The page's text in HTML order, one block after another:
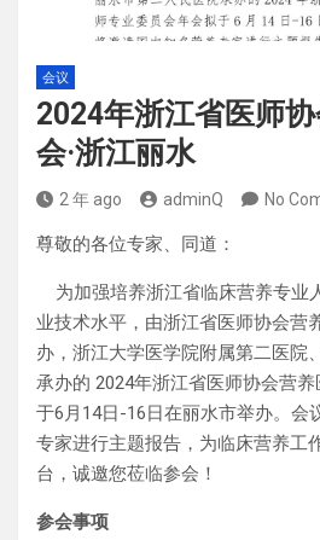
会议
2024年浙江省医师
会·浙江丽水
2 年 ago adminQ No
尊敬的各位专家、同道：
为加强培养浙江省临床营养专业
业技术水平，由浙江省医师协会营
办，浙江大学医学院附属第二医院
承办的 2024年浙江省医师协会营
于6月14日-16日在丽水市举办。会
专家进行主题报告，为临床营养工
台，诚邀您莅临参会！
参会事项